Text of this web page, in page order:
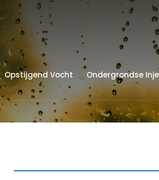
Opstijgend Vocht Ondergrondse